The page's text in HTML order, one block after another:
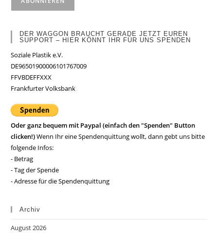
DER WAGGON BRAUCHT GERADE JETZT EUREN
SUPPORT – HIER KÖNNT IHR FÜR UNS SPENDEN
Soziale Plastik e.V.
DE96501900006101767009
FFVBDEFFXXX
Frankfurter Volksbank
Oder ganz bequem mit Paypal (einfach den "Spenden" Button
clicken!)Wenn Ihr eine Spendenquittung wollt, dann gebt uns bitte
folgende Infos:
- Betrag
- Tag der Spende
- Adresse für die Spendenquittung
Archiv
August 2026